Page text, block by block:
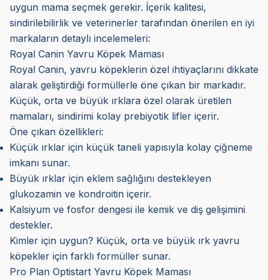
uygun mama seçmek gerekir. İçerik kalitesi,
sindirilebilirlik ve veterinerler tarafından önerilen en iyi
markaların detaylı incelemeleri:
Royal Canin Yavru Köpek Maması
Royal Canin, yavru köpeklerin özel ihtiyaçlarını dikkate
alarak geliştirdiği formüllerle öne çıkan bir markadır.
Küçük, orta ve büyük ırklara özel olarak üretilen
mamaları, sindirimi kolay prebiyotik lifler içerir.
Öne çıkan özellikleri:
Küçük ırklar için küçük taneli yapısıyla kolay çiğneme
imkanı sunar.
Büyük ırklar için eklem sağlığını destekleyen
glukozamin ve kondroitin içerir.
Kalsiyum ve fosfor dengesi ile kemik ve diş gelişimini
destekler.
Kimler için uygun? Küçük, orta ve büyük ırk yavru
köpekler için farklı formüller sunar.
Pro Plan Optistart Yavru Köpek Maması